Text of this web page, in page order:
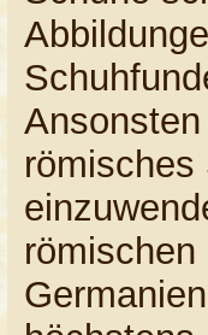
römisches